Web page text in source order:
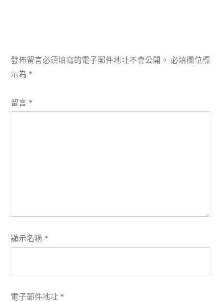
發佈留言必須填寫的電子郵件地址不會公開。 必填欄位標
示為 *
留言 *
顯示名稱 *
電子郵件地址 *